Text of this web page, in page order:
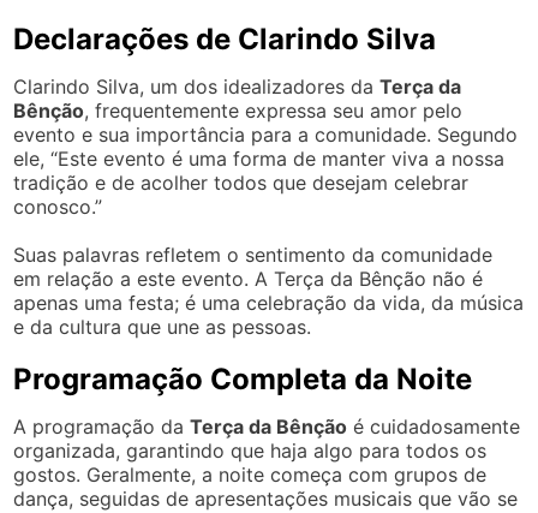
Declarações de Clarindo Silva
Clarindo Silva, um dos idealizadores daTerça da
Bênção, frequentemente expressa seu amor pelo
evento e sua importância para a comunidade. Segundo
ele, “Este evento é uma forma de manter viva a nossa
tradição e de acolher todos que desejam celebrar
conosco.”
Suas palavras refletem o sentimento da comunidade
em relação a este evento. A Terça da Bênção não é
apenas uma festa; é uma celebração da vida, da música
e da cultura que une as pessoas.
Programação Completa da Noite
A programação daTerça da Bênção é cuidadosamente
organizada, garantindo que haja algo para todos os
gostos. Geralmente, a noite começa com grupos de
dança, seguidas de apresentações musicais que vão se